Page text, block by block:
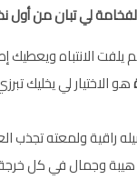
لي تبان من أول
الانتباه ويعطيك
هو الاختيار لي يخليك
راقية ولمعته
هيبة وجمال في كل